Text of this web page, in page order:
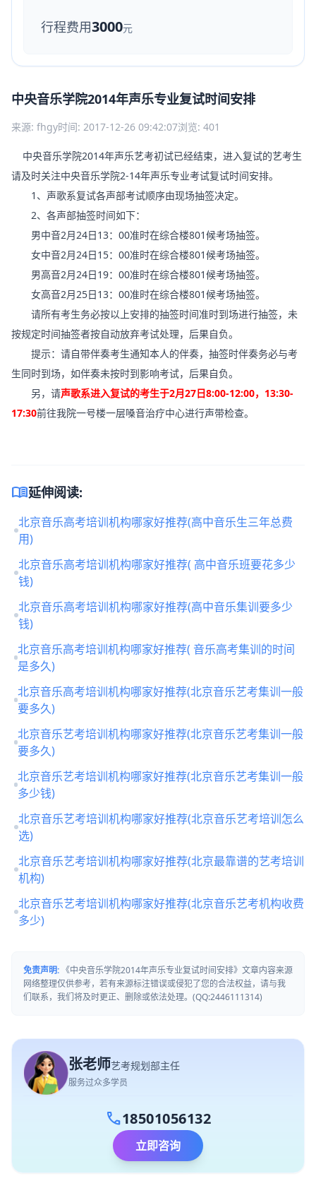
行程费用3000元
中央音乐学院2014年声乐专业复试时间安排
来源: fhgy时间: 2017-12-26 09:42:07浏览: 401
中央音乐学院2014年声乐艺考初试已经结束，进入复试的艺考生
请及时关注中央音乐学院2-14年声乐专业考试复试时间安排。
1、声歌系复试各声部考试顺序由现场抽签决定。
2、各声部抽签时间如下：
男中音2月24日13：00准时在综合楼801候考场抽签。
女中音2月24日15：00准时在综合楼801候考场抽签。
男高音2月24日19：00准时在综合楼801候考场抽签。
女高音2月25日13：00准时在综合楼801候考场抽签。
请所有考生务必按以上安排的抽签时间准时到场进行抽签，未
按规定时间抽签者按自动放弃考试处理，后果自负。
提示：请自带伴奏考生通知本人的伴奏，抽签时伴奏务必与考
生同时到场，如伴奏未按时到影响考试，后果自负。
另，请声歌系进入复试的考生于2月27日8:00-12:00，13:30-
17:30前往我院一号楼一层嗓音治疗中心进行声带检查。
menu_book延伸阅读:
北京音乐高考培训机构哪家好推荐(高中音乐生三年总费
用)
北京音乐高考培训机构哪家好推荐( 高中音乐班要花多少
钱)
北京音乐高考培训机构哪家好推荐(高中音乐集训要多少
钱)
北京音乐高考培训机构哪家好推荐( 音乐高考集训的时间
是多久)
北京音乐高考培训机构哪家好推荐(北京音乐艺考集训一般
要多久)
北京音乐艺考培训机构哪家好推荐(北京音乐艺考集训一般
要多久)
北京音乐艺考培训机构哪家好推荐(北京音乐艺考集训一般
多少钱)
北京音乐艺考培训机构哪家好推荐(北京音乐艺考培训怎么
选)
北京音乐艺考培训机构哪家好推荐(北京最靠谱的艺考培训
机构)
北京音乐艺考培训机构哪家好推荐(北京音乐艺考机构收费
多少)
免责声明: 《中央音乐学院2014年声乐专业复试时间安排》文章内容来源
网络整理仅供参考，若有来源标注错误或侵犯了您的合法权益，请与我
们联系，我们将及时更正、删除或依法处理。(QQ:2446111314)
张老师艺考规划部主任
服务过众多学员
call18501056132
立即咨询